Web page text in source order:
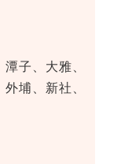
子、大雅、
埔、新社、